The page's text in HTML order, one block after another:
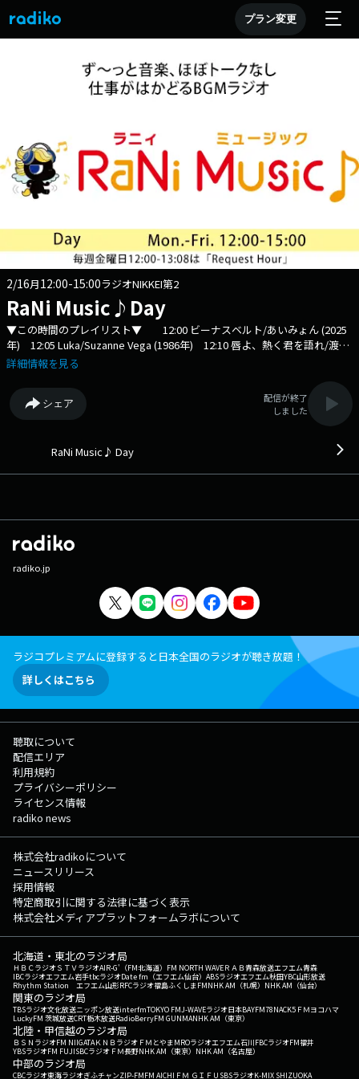
プラン変更
2/16月12:00-15:00ラジオNIKKEI第2
RaNi Music♪Day
▼この時間のプレイリスト▼ 12:00 ビーナスベルト/あいみょん (2025
年) 12:05 Luka/Suzanne Vega (1986年) 12:10 唇よ、熱く君を語れ/渡辺
真知子 (1980年) 12:14 Chemical/Post Malone (2023年) 12:17 Gift ～あ
LAROI (2025年) 12:23 猫ちぐら/スピッツ (2020年) 12:26 Beck n Call
feat. Ttoh/waterbaby (2025年) 12:30 U.S.A./DA PUMP (2018年) 12:34
Take Me Home/Phil Collins (1985年) 12:39 YUME日和/島谷ひとみ (2003
年) 12:50 アイラブユー/back number (2022年) 12:54 Lady Lady/Olivia
13:27 コトノハ/tuki. (2026年) 13:31 Dancing in the Dark/Bruce
Gees (1989年) 13:44 Mama feat. William Singe/Jonas Blue (2017年)
13:48 Do Well/SIRUP (2019年) 13:51 Let Me Be the One/Expose (1987
年) 13:55 明日への手紙/手嶌葵 (2016年) 14:00 Zoo/Shakira (2025年)
14:03 SOUL LOVE/GLAY (1998年) 14:09 I Had Some Help feat. Morgan
Wallen/Post Malone (2024年) 14:12 アイノカタチ feat. HIDE
(GReeeeN)/MISIA (2018年) 14:16 1979/Smashing Pumpkins (1996年)
14:20 lulu./Mrs. GREEN APPLE (2026年) 14:24 One Touch/Jess Glynne &
Jax Jones (2019年) 14:29 My Answer/緑黄色社会 (2025年) 14:32
Legendary/Bon Jovi (2024年) 14:36 Mequede/石塚隆充 (2009年) 14:40
Opalite/Taylor Swift (2025年) 14:44 Do You Believe in Love/Huey Lewis
and the News (1982年) 14:48 I Don't Think That I Like Her/Charlie Puth
(2022年) 14:51 僕らだけの主題歌/センチミリメンタル (2020年) 14:57
Some Type Of Skin/AURORA (2024年) （洋楽：51% 邦楽：
49%） この日の最初のRaNi Music♪へ 次の時間のRaNi
Music♪へ その他の楽曲情報はこちらへ
詳細情報を見る
シェア
配信が終了
しました
RaNi Music♪ Day
radiko.jp
ラジコプレミアムに登録すると日本全国のラジオが聴き放題！
詳しくはこちら
聴取について
配信エリア
利用規約
プライバシーポリシー
ライセンス情報
radiko news
株式会社radikoについて
ニュースリリース
採用情報
特定商取引に関する法律に基づく表示
株式会社メディアプラットフォームラボについて
北海道・東北のラジオ局
ＨＢＣラジオＳＴＶラジオAIR-G'（FM北海道） FM NORTH WAVEＲＡＢ青森放送エフエム青森
IBCラジオエフエム岩手tbcラジオDate fm（エフエム仙台） ABSラジオエフエム秋田YBC山形放送
Rhythm Station エフエム山形RFCラジオ福島ふくしまFMNHK AM（札幌） NHK AM（仙台）
関東のラジオ局
TBSラジオ文化放送ニッポン放送interfmTOKYO FMJ-WAVEラジオ日本BAYFM78NACK5 ＦＭヨコハマ
LuckyFM 茨城放送CRT栃木放送RadioBerryFM GUNMANHK AM（東京）
北陸・甲信越のラジオ局
ＢＳＮラジオFM NIIGATAＫＮＢラジオ ＦＭとやまMROラジオエフエム石川FBCラジオFM福井
YBSラジオFM FUJISBCラジオ ＦＭ長野NHK AM（東京） NHK AM（名古屋）
中部のラジオ局
CBCラジオ東海ラジオぎふチャンZIP-FMFM AICHI ＦＭ ＧＩＦＵ SBSラジオK-MIX SHIZUOKA